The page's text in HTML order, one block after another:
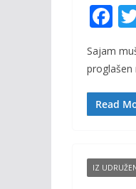
F
ac
e
b
o
k
Sajam
Read
IZ